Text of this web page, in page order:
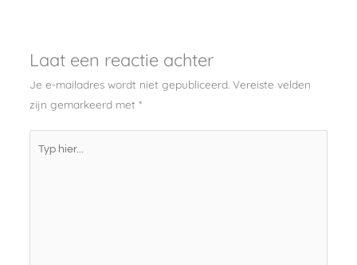
Laat een reactie achter
Je e-mailadres wordt niet gepubliceerd. Vereiste velden
zijn gemarkeerd met *
hier...